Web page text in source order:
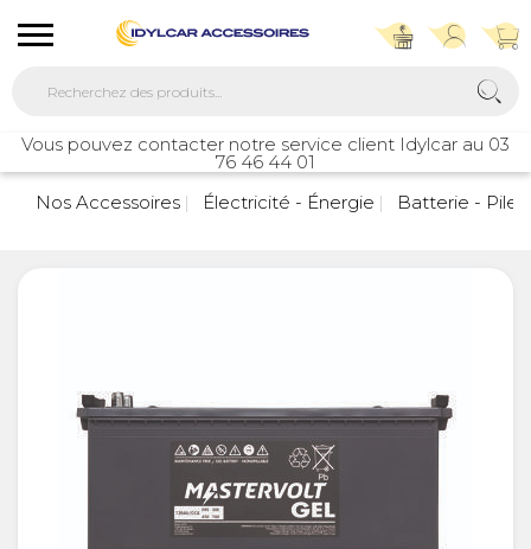
Vous pouvez contacter notre service client Idylcar au 03
76 46 44 01
Nos Accessoires
Électricité - Énergie Batterie - Pile